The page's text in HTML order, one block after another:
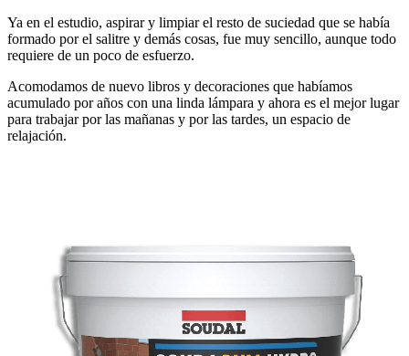
Ya en el estudio, aspirar y limpiar el resto de suciedad que se había
formado por el salitre y demás cosas, fue muy sencillo, aunque todo
requiere de un poco de esfuerzo.
Acomodamos de nuevo libros y decoraciones que habíamos
acumulado por años con una linda lámpara y ahora es el mejor lugar
para trabajar por las mañanas y por las tardes, un espacio de
relajación.